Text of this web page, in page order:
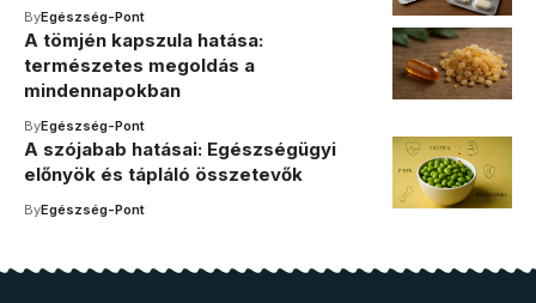
ByEgészség-Pont
A tömjén kapszula hatása:
természetes megoldás a
mindennapokban
ByEgészség-Pont
A szójabab hatásai: Egészségügyi
előnyök és tápláló összetevők
ByEgészség-Pont